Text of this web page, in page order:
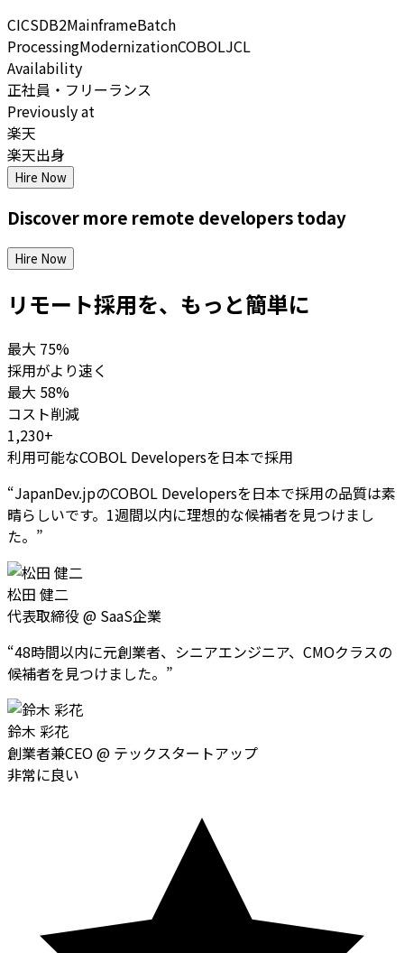
CICSDB2MainframeBatch
ProcessingModernizationCOBOLJCL
Availability
正社員・フリーランス
Previously at
楽天
楽天出身
Hire Now
Discover more remote developerstoday
Hire Now
リモート採用を、もっと簡単に
最大 75%
採用がより速く
最大 58%
コスト削減
1,230+
利用可能なCOBOL Developersを日本で採用
“JapanDev.jpのCOBOL Developersを日本で採用の品質は素
晴らしいです。1週間以内に理想的な候補者を見つけまし
た。 ”
松田 健二
代表取締役 @ SaaS企業
“48時間以内に元創業者、シニアエンジニア、CMOクラスの
候補者を見つけました。 ”
鈴木 彩花
創業者兼CEO@ テックスタートアップ
非常に良い